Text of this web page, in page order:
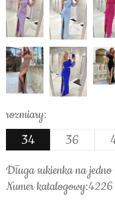
rozmiary:
34 36
Długa sukienka na
Numer katalogowy:4226